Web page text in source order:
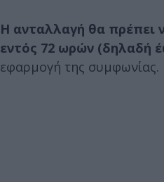
Η ανταλλαγή θα πρέπει
εντός 72 ωρών (δηλαδή
εφαρμογή της συμφωνίας.